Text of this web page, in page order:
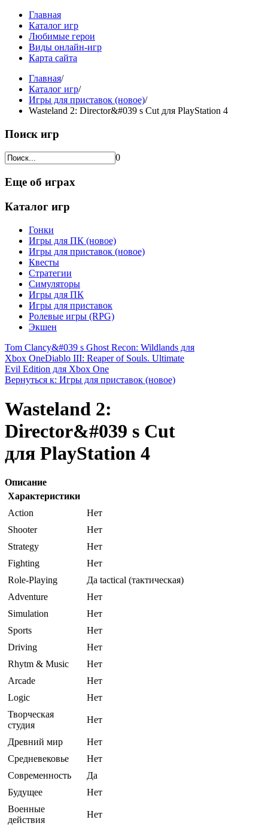
Главная
Каталог игр
Любимые герои
Виды онлайн-игр
Карта сайта
Главная/
Каталог игр/
Игры для приставок (новое)/
Wasteland 2: Director&#039 s Cut для PlayStation 4
Поиск игр
0
Еще об играх
Каталог игр
Гонки
Игры для ПК (новое)
Игры для приставок (новое)
Квесты
Стратегии
Симуляторы
Игры для ПК
Игры для приставок
Ролевые игры (RPG)
Экшен
Tom Clancy&#039 s Ghost Recon: Wildlands для
Xbox OneDiablo III: Reaper of Souls. Ultimate
Evil Edition для Xbox One
Вернуться к: Игры для приставок (новое)
Wasteland 2:
Director&#039 s Cut
для PlayStation 4
Описание
Характеристики
Action
Нет
Shooter
Нет
Strategy
Нет
Fighting
Нет
Role-Playing
Да tactical (тактическая)
Adventure
Нет
Simulation
Нет
Sports
Нет
Driving
Нет
Rhytm & Music
Нет
Arcade
Нет
Logic
Нет
Творческая
студия
Нет
Древний мир
Нет
Средневековье
Нет
Современность
Да
Будущее
Нет
Военные
действия
Нет